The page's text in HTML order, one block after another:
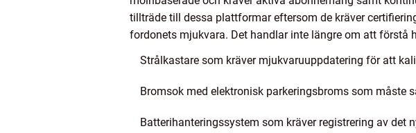
tillträde till dessa plattformar eftersom de kräver
fordonets mjukvara. Det handlar inte längre om att förstå
Strålkastare som kräver mjukvaruuppdatering för att
Bromsok med elektronisk parkeringsbroms som måste
Batterihanteringssystem som kräver registrering av det